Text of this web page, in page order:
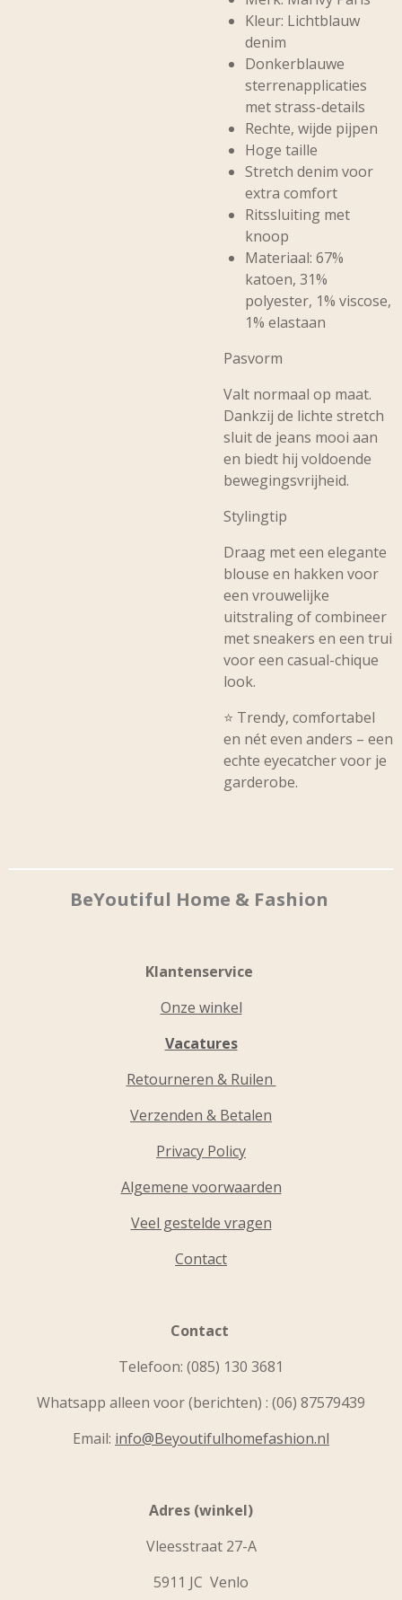
Kleur: Lichtblauw
denim
Donkerblauwe
sterrenapplicaties
met strass-details
Rechte, wijde pijpen
Hoge taille
Stretch denim voor
extra comfort
Ritssluiting met
knoop
Materiaal: 67%
katoen, 31%
polyester, 1% viscose,
1% elastaan
Pasvorm
Valt normaal op maat.
Dankzij de lichte stretch
sluit de jeans mooi aan
en biedt hij voldoende
bewegingsvrijheid.
Stylingtip
Draag met een elegante
blouse en hakken voor
een vrouwelijke
uitstraling of combineer
met sneakers en een trui
voor een casual-chique
look.
⭐ Trendy, comfortabel
en nét even anders – een
echte eyecatcher voor je
garderobe.
BeYoutiful Home & Fashion
Klantenservice
Onze winkel
Vacatures
Retourneren & Ruilen
Verzenden & Betalen
Privacy Policy
Algemene voorwaarden
Veel gestelde vragen
Contact
Contact
Telefoon: (085) 130 3681
Whatsapp alleen voor (berichten) : (06) 87579439
Email: info@Beyoutifulhomefashion.nl
Adres (winkel)
Vleesstraat 27-A
5911 JC Venlo